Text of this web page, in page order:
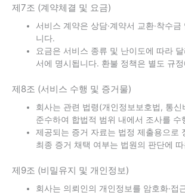
제7조 (계약체결 및 요금)
서비스 계약은 상담·계약서 교환·착수
니다.
요금은 서비스 종류 및 난이도에 따라
서에 명시됩니다. 환불 정책은 별도 규
제8조 (서비스 수행 및 증거물)
회사는 관련 법령(개인정보보호법, 통신
준수하여 합법적 범위 내에서 조사를 수
제공되는 증거 자료는 법정 제출용으로
최종 증거 채택 여부는 법원의 판단에
제9조 (비밀유지 및 개인정보)
회사는 의뢰인의 개인정보를 암호화·접